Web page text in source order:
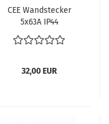
CEE Wand­ste­cker
5x63A IP44
32,00 EUR